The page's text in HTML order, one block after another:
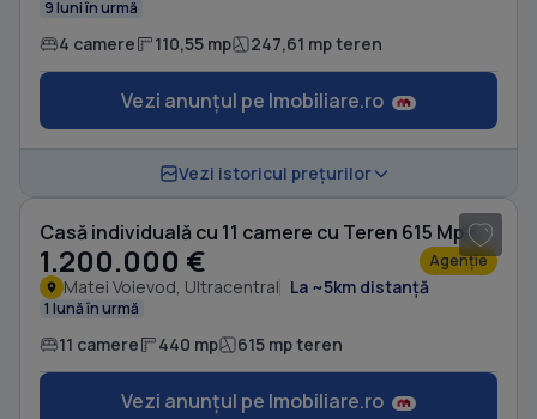
9 luni în urmă
4 camere 110,55 mp 247,61 mp teren
Vezi anunțul pe Imobiliare.ro
Vezi istoricul prețurilor
Casă individuală cu 11 camere cu Teren 615 Mp în Matei Voievod
1.200.000 € Agenție
Matei Voievod, Ultracentral La ~5km distanță
1 lună în urmă
11 camere 440 mp 615 mp teren
Vezi anunțul pe Imobiliare.ro